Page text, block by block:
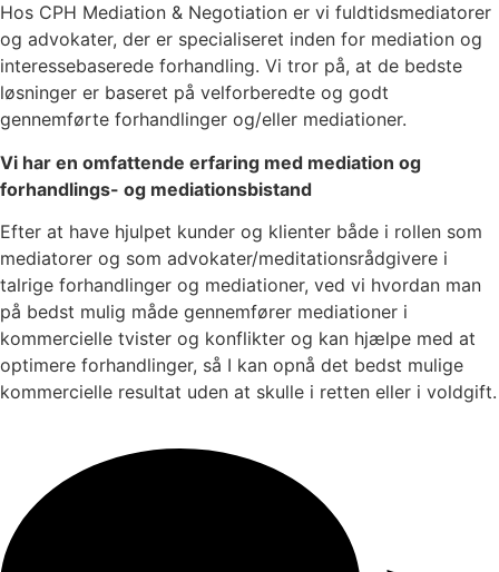
Hos CPH Mediation & Negotiation er vi fuldtidsmediatorer
og advokater, der er specialiseret inden for mediation og
interessebaserede forhandling. Vi tror på, at de bedste
løsninger er baseret på velforberedte og godt
gennemførte forhandlinger og/eller mediationer.
Vi har en omfattende erfaring med mediation og
forhandlings- og mediationsbistand
Efter at have hjulpet kunder og klienter både i rollen som
mediatorer og som advokater/meditationsrådgivere i
talrige forhandlinger og mediationer, ved vi hvordan man
på bedst mulig måde gennemfører mediationer i
kommercielle tvister og konflikter og kan hjælpe med at
optimere forhandlinger, så I kan opnå det bedst mulige
kommercielle resultat uden at skulle i retten eller i voldgift.